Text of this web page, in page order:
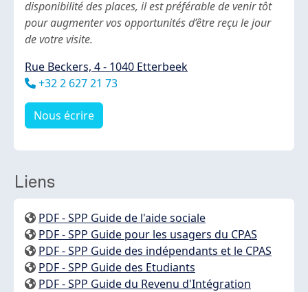
disponibilité des places, il est préférable de venir tôt
pour augmenter vos opportunités d’être reçu le jour
de votre visite.
Rue Beckers, 4 - 1040 Etterbeek
Téléphone
+32 2 627 21 73
Nous écrire
Liens
PDF - SPP Guide de l'aide sociale
PDF - SPP Guide pour les usagers du CPAS
PDF - SPP Guide des indépendants et le CPAS
PDF - SPP Guide des Etudiants
PDF - SPP Guide du Revenu d'Intégration